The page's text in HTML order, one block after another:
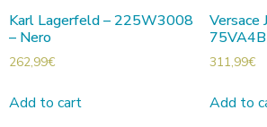
Karl Lagerfeld – 225W3008
– Nero
262,99€
Add to cart
Versace
311,99€
Add to